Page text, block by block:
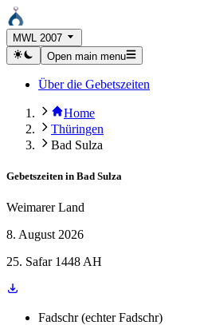
MWL 2007
Open main menu
Über die Gebetszeiten
Home
Thüringen
Bad Sulza
Gebetszeiten in Bad Sulza
Weimarer Land
8. August 2026
25. Safar 1448 AH
Fadschr (echter Fadschr)